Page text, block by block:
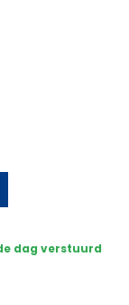
dag verstuurd